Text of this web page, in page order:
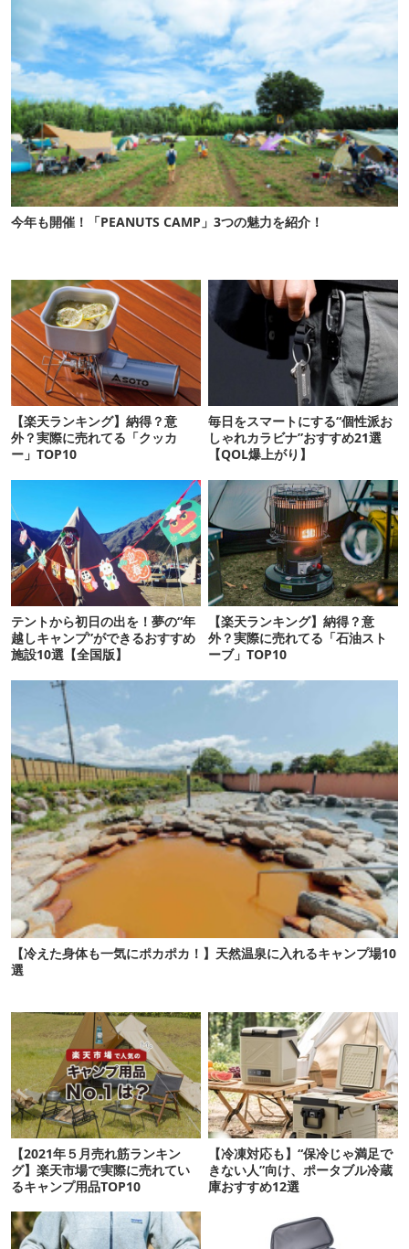
今年も開催！「PEANUTS CAMP」3つの魅力を紹介！
【楽天ランキング】納得？意
外？実際に売れてる「クッカ
ー」TOP10
毎日をスマートにする“個性派お
しゃれカラビナ”おすすめ21選
【QOL爆上がり】
テントから初日の出を！夢の“年
越しキャンプ”ができるおすすめ
施設10選【全国版】
【楽天ランキング】納得？意
外？実際に売れてる「石油スト
ーブ」TOP10
【冷えた身体も一気にポカポカ！】天然温泉に入れるキャンプ場10
選
【2021年５月売れ筋ランキン
グ】楽天市場で実際に売れてい
るキャンプ用品TOP10
【冷凍対応も】“保冷じゃ満足で
きない人”向け、ポータブル冷蔵
庫おすすめ12選